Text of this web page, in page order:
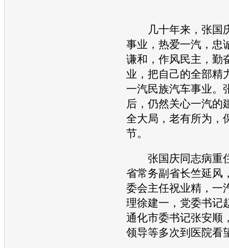
几十年来，张国
事业，热爱一汽 ，忠
谦和，作风民主，勤
业，把自己的全部精
一汽民族汽车事业。
后，仍然关心一汽的
全大局，老有所为，
节。
张国庆同志病重
省常务副省长竺延风
委会主任祝业精， 一
理徐建一，党委书记
通化市委书记张安顺
领导等多次到医院看